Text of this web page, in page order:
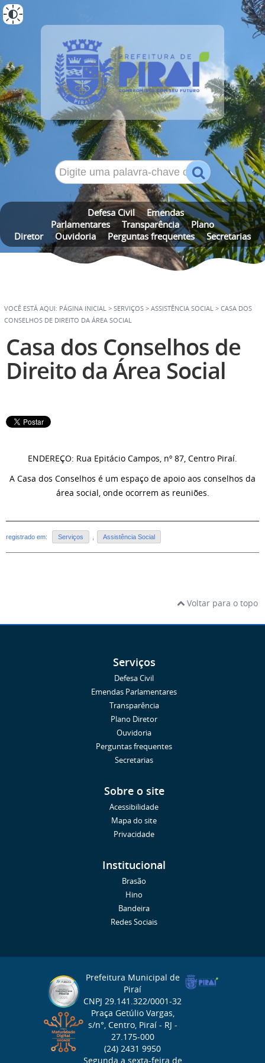
Defesa Civil
Emendas
Parlamentares
Transparência
Plano
Diretor
Ouvidoria Perguntas frequentes Secretarias
VOCÊ ESTÁ AQUI: PÁGINA INICIAL > SERVIÇOS > ASSISTÊNCIA SOCIAL > CASA DOS
CONSELHOS DE DIREITO DA ÁREA SOCIAL
Casa dos Conselhos de
Direito da Área Social
ENDEREÇO: Rua Epitácio Campos, nº 87, Centro Piraí.
A Casa dos Conselhos é um espaço de apoio aos conselhos da
área social, onde ocorrem as reuniões.
registrado em: Serviços Assistência Social
Voltar para o topo
Serviços
Defesa Civil
Emendas Parlamentares
Transparência
Plano Diretor
Ouvidoria
Perguntas frequentes
Secretarias
Sobre o site
Acessibilidade
Mapa do site
Privacidade
Institucional
Brasão
Hino
Bandeira
Redes Sociais
Prefeitura Municipal de
Piraí
CNPJ 29.141.322/0001-32
Praça Getúlio Vargas,
s/n°, Centro, Piraí - RJ -
27.175-000
(24) 2431 9950
Segunda a sexta-feira de